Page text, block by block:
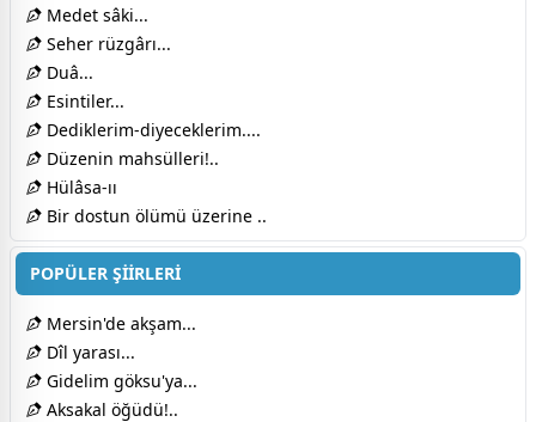
Medet sâki...
Seher rüzgârı...
Duâ...
Esintiler...
Dediklerim-diyeceklerim....
Düzenin mahsülleri!..
Hülâsa-ıı
Bir dostun ölümü üzerine ..
POPÜLER ŞİİRLERİ
Mersin'de akşam...
Dîl yarası...
Gidelim göksu'ya...
Aksakal öğüdü!..